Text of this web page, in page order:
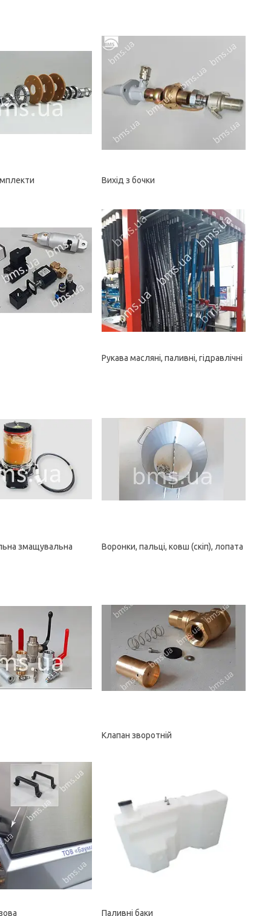
Вихід з бочки
Рукава масляні, паливні, гідравлічні
змащувальна Воронки, пальці, ковш (скіп), лопата
Клапан зворотній
Паливні баки